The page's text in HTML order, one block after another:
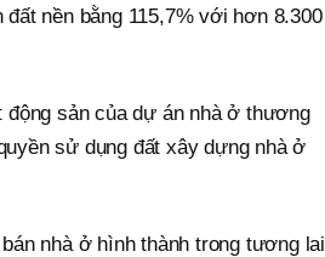
nền bằng 115,7% với hơn 8.300
động sản của dự án nhà ở thương
sử dụng đất xây dựng nhà ở
nhà ở hình thành trong tương lai